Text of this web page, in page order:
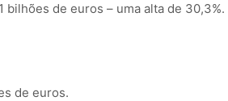
de euros – uma alta de 30,3%.
de euros.